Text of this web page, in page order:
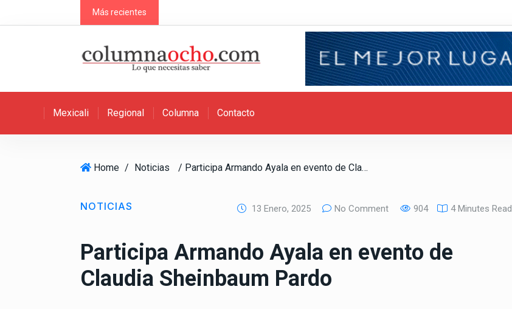
k
Más recientes
Mexicali Regional Columna Contacto
Home / Noticias / Participa Armando Ayala en evento de Claudia Sheinbaum Pardo
NOTICIAS 13 Enero, 2025 No Comment 904 4 Minutes Read
Participa Armando Ayala en evento de
Claudia Sheinbaum Pardo